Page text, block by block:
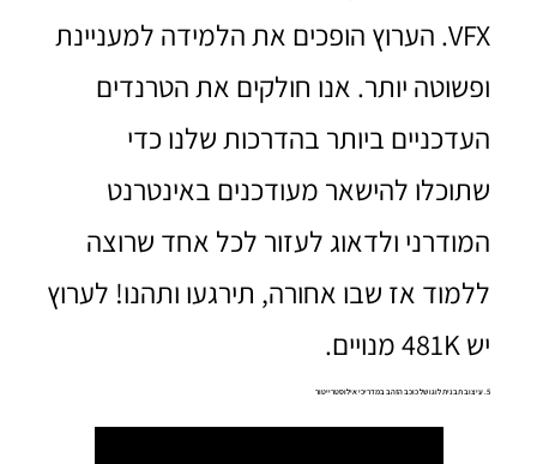
VFX. הערוץ הופכים את הלמידה למעניינת
ופשוטה יותר. אנו חולקים את הטרנדים
העדכניים ביותר בהדרכות שלנו כדי
שתוכלו להישאר מעודכנים באינטרנט
המודרני ולדאוג לעזור לכל אחד שרוצה
ללמוד אז שבו אחורה, תירגעו ותהנו! לערוץ
יש ‫481K‏‬‏ ‏מנויים‏.
5. עיצוב תבנית לוגו של כוכב הזהב במדריכי אילוסטרייטור